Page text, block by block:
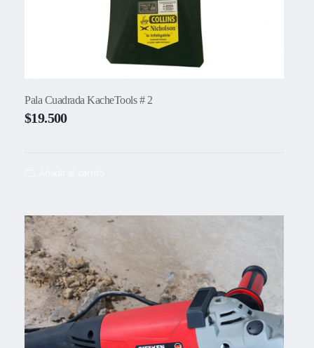
Pala Cuadrada KacheTools # 2
$19.500